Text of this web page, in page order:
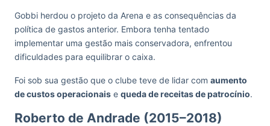
Gobbi herdou o projeto da Arena e as consequências da
política de gastos anterior. Embora tenha tentado
implementar uma gestão mais conservadora, enfrentou
dificuldades para equilibrar o caixa.
Foi sob sua gestão que o clube teve de lidar com aumento
de custos operacionais e queda de receitas de patrocínio.
Roberto de Andrade (2015–2018)